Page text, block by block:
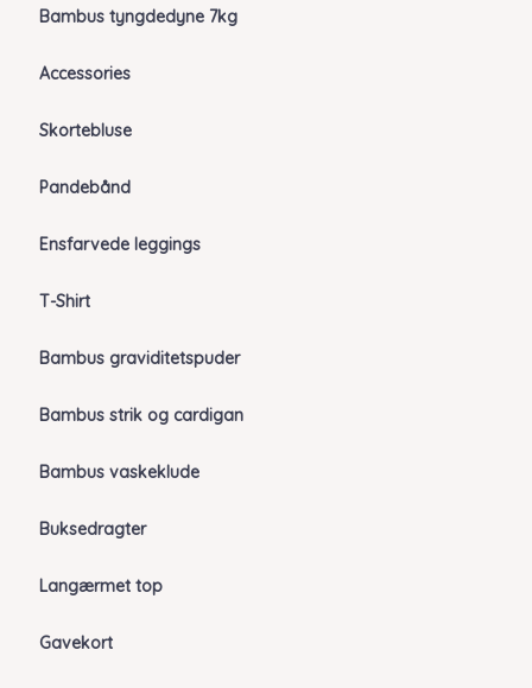
Bambus tyngdedyne 7kg
Accessories
Skortebluse
Pandebånd
Ensfarvede leggings
T-Shirt
Bambus graviditetspuder
Bambus strik og cardigan
Bambus vaskeklude
Buksedragter
Langærmet top
Gavekort